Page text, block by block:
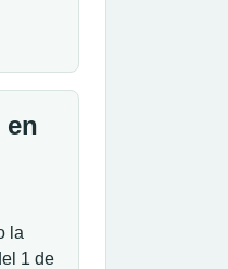
en
la
1 de